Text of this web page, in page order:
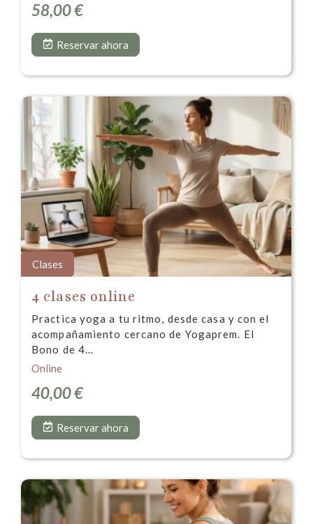
58,00€
Reservar ahora
Clases
4 clases online
Practica yoga a tu ritmo, desde casa y con el
acompañamiento cercano de Yogaprem. El
Bono de 4…
Online
40,00€
Reservar ahora